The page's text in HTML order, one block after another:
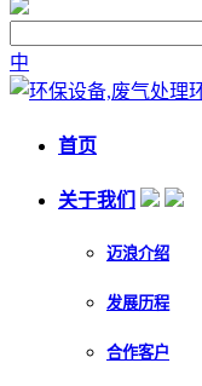
中
首页
关于我们
迈浪介绍
发展历程
合作客户